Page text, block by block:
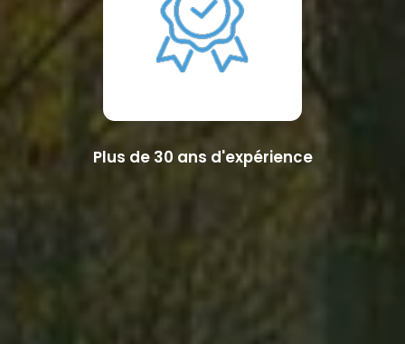
Plus de 30 ans d'expérience